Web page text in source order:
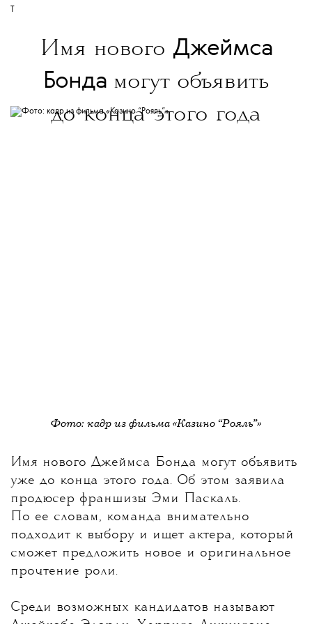
T
Имя нового Джеймса
Бонда могут объявить
до конца этого года
Фото: кадр из фильма «Казино “Рояль”»
Имя нового Джеймса Бонда могут объявить
уже до конца этого года. Об этом заявила
продюсер франшизы Эми Паскаль.
По ее словам, команда внимательно
подходит к выбору и ищет актера, который
сможет предложить новое и оригинальное
прочтение роли.
Среди возможных кандидатов называют